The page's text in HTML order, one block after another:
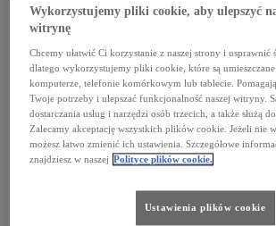
ekonomicznej jazdy, pokonując łącznie w trybie bezemisyjnym
ERGO Hestia to towarzystwo ubezpieczeniowe, które od 7 lat
w 2016 roku. Teraz we współpracy z autoryzowanym dilerem
zorganizowała długodystansowy konkurs "ECO press! CO2
wykazać umiejętnościami ekologicznej jazdy.
Wykorzystujemy pliki cookie, aby ulepszyć
witrynę
Chcemy ułatwić Ci korzystanie z naszej strony i usprawnić
dlatego wykorzystujemy pliki cookie, które są
komputerze, telefonie komórkowym lub tablecie.
Twoje potrzeby i ulepszać funkcjonalność naszej witryny.
dostarczania usług i narzędzi osób trzecich, a także służą
Zalecamy akceptację wszystkich plików cookie. Jeżeli nie
możesz łatwo zmienić ich ustawienia. Szczegółowe
znajdziesz w naszej Polityce plików cookie.
Ustawienia plików cookie